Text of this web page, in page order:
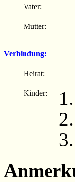
Vater:
Mutter:
Verbindung:
Heirat:
Kinder: